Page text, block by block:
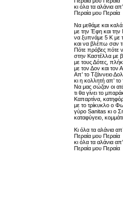
κι όλα τα αλάνια
Περαία μου Περαία
Να μεθάμε και
με την Έφη και την
να ξυπνάμε 5 Κ με
και να βλέπω σαν
Πότε πρόβες πότε
στην Καστέλλα με
με τους Δότες,
με τον Δον και τον
Απ’ το Τζάννειο
κι η κολλητή απ’
Να μας σώζαν οι
τι θα γίνει το
Καπαρτίνα,
με το τρίκυκλο ο
γύρο Sanitas κι ο
καταφύγειο,
Κι όλα τα αλάνια
Περαία μου Περαία
κι όλα τα αλάνια
Περαία μου Περαία